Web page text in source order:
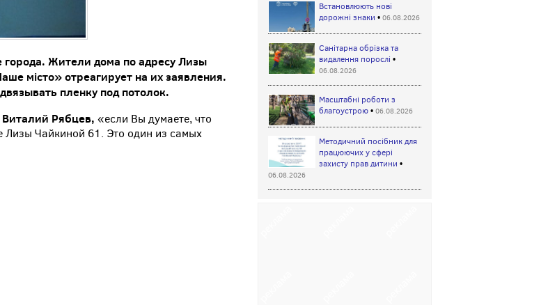
Жители дома по адресу Лизы
місто» отреагирует на их заявления.
пленку под потолок.
Виталий Рябцев, «если Вы думаете, что
Лизы Чайкиной 61. Это один из самых
Встановлюють нові
дорожні знаки • 06.08.2026
Санітарна обрізка та
видалення порослі •
06.08.2026
Масштабні роботи з
благоустрою• 06.08.2026
Методичний посібник для
працюючих у сфері
захисту прав дитини •
06.08.2026